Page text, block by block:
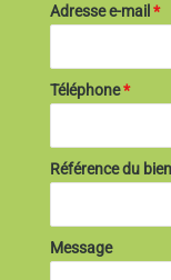
Adresse e-mail*
Téléphone*
Référence du bien
Message